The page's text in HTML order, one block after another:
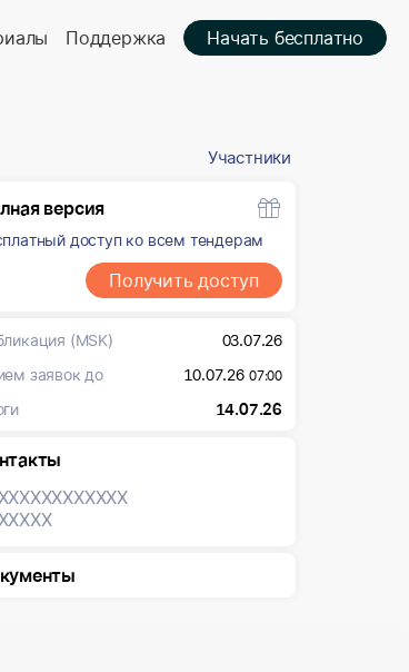
Поддержка Начать бесплатно
Участники
версия
доступ ко всем тендерам
Получить доступ
(MSK)
03.07.26
заявок до
10.07.26 07:00
14.07.26
XXXXXXX